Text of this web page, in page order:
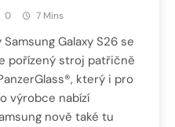
0 7 Mins
Galaxy S26 se
pořízený stroj patřičně
který i pro
výrobce nabízí
nově také tu